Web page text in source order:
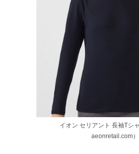
イオン セリアント 長袖Tシ
aeonretail.com）